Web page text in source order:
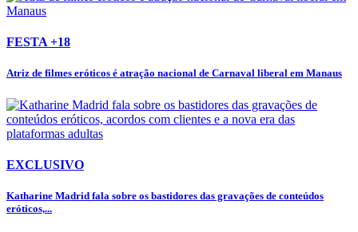
FESTA +18
Atriz de filmes eróticos é atração nacional de Carnaval liberal em Manaus
EXCLUSIVO
Katharine Madrid fala sobre os bastidores das gravações de conteúdos
eróticos,...